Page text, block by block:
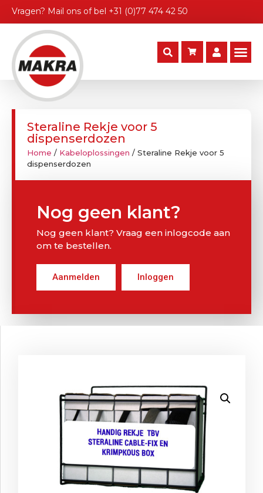
Vragen? Mail ons of bel +31 (0)77 474 42 50
Steraline Rekje voor 5
dispenserdozen
Home / Kabeloplossingen / Steraline Rekje voor 5
dispenserdozen
Nog geen klant?
Nog geen klant? Vraag een inlogcode aan
om te bestellen.
Aanmelden Inloggen